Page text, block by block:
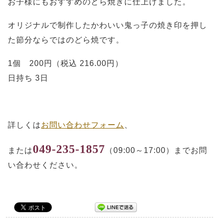
お子様にもおすすめのどら焼きに仕上げました。
オリジナルで制作したかわいい鬼っ子の焼き印を押し
た節分ならではのどら焼です。
1個 200円（税込 216.00円）
日持ち 3日
詳しくはお問い合わせフォーム 、
または049-235-1857 （09:00～17:00）までお問
い合わせください。